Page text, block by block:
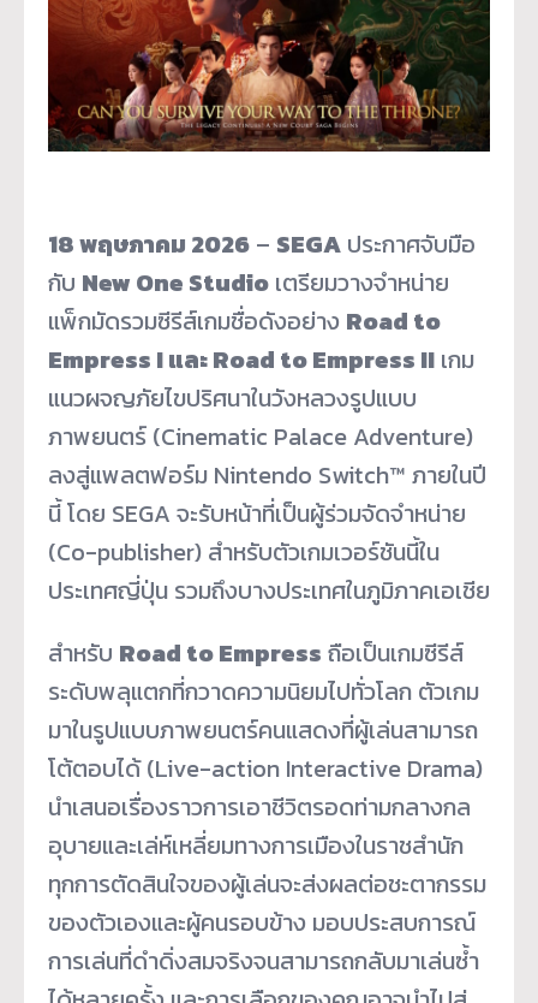
18 พฤษภาคม 2026 – SEGA ประกาศจับมือ
กับ New One Studio เตรียมวางจำหน่าย
แพ็กมัดรวมซีรีส์เกมชื่อดังอย่าง Road to
Empress I และ Road to Empress II เกม
แนวผจญภัยไขปริศนาในวังหลวงรูปแบบ
ภาพยนตร์ (Cinematic Palace Adventure)
ลงสู่แพลตฟอร์ม Nintendo Switch™ ภายในปี
นี้ โดย SEGA จะรับหน้าที่เป็นผู้ร่วมจัดจำหน่าย
(Co-publisher) สำหรับตัวเกมเวอร์ชันนี้ใน
ประเทศญี่ปุ่น รวมถึงบางประเทศในภูมิภาคเอเชีย
สำหรับ Road to Empress ถือเป็นเกมซีรีส์
ระดับพลุแตกที่กวาดความนิยมไปทั่วโลก ตัวเกม
มาในรูปแบบภาพยนตร์คนแสดงที่ผู้เล่นสามารถ
โต้ตอบได้ (Live-action Interactive Drama)
นำเสนอเรื่องราวการเอาชีวิตรอดท่ามกลางกล
อุบายและเล่ห์เหลี่ยมทางการเมืองในราชสำนัก
ทุกการตัดสินใจของผู้เล่นจะส่งผลต่อชะตากรรม
ของตัวเองและผู้คนรอบข้าง มอบประสบการณ์
การเล่นที่ดำดิ่งสมจริงจนสามารถกลับมาเล่นซ้ำ